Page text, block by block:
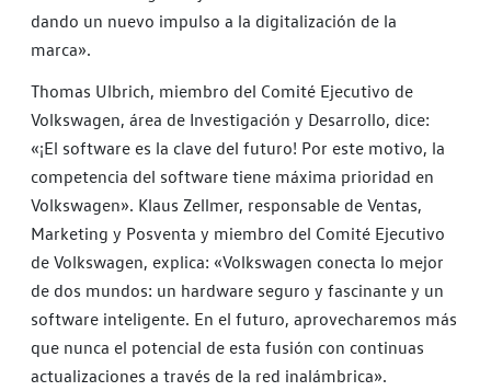
dando un nuevo impulso a la digitalización de la
marca».
Thomas Ulbrich, miembro del Comité Ejecutivo de
Volkswagen, área de Investigación y Desarrollo, dice:
«¡El software es la clave del futuro! Por este motivo, la
competencia del software tiene máxima prioridad en
Volkswagen». Klaus Zellmer, responsable de Ventas,
Marketing y Posventa y miembro del Comité Ejecutivo
de Volkswagen, explica: «Volkswagen conecta lo mejor
de dos mundos: un hardware seguro y fascinante y un
software inteligente. En el futuro, aprovecharemos más
que nunca el potencial de esta fusión con continuas
actualizaciones a través de la red inalámbrica».